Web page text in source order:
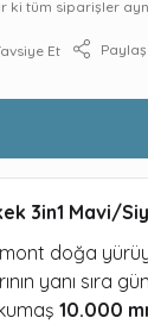
ki tüm siparişler
Et Paylaş
3in1 Mavi/
doğa
yanı sıra
10.000